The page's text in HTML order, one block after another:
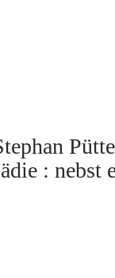
: nebst